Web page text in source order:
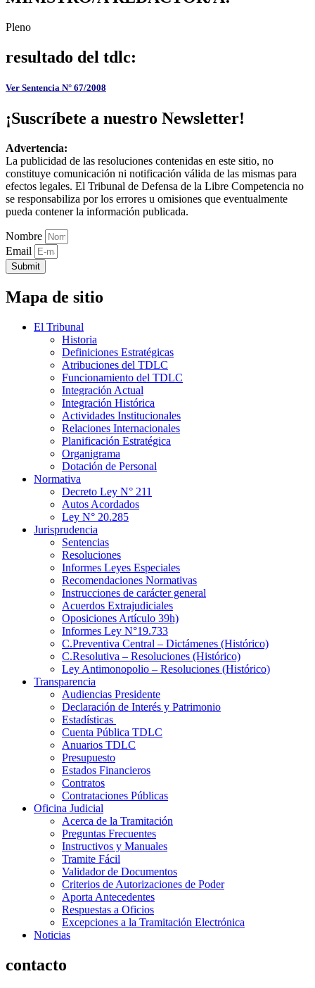
Pleno
resultado del tdlc:
Ver Sentencia N° 67/2008
¡Suscríbete a nuestro Newsletter!
Advertencia:
La publicidad de las resoluciones contenidas en este sitio, no
constituye comunicación ni notificación válida de las mismas para
efectos legales. El Tribunal de Defensa de la Libre Competencia no
se responsabiliza por los errores u omisiones que eventualmente
pueda contener la información publicada.
Nombre
Email
Submit
Mapa de sitio
El Tribunal
Historia
Definiciones Estratégicas
Atribuciones del TDLC
Funcionamiento del TDLC
Integración Actual
Integración Histórica
Actividades Institucionales
Relaciones Internacionales
Planificación Estratégica
Organigrama
Dotación de Personal
Normativa
Decreto Ley N° 211
Autos Acordados
Ley N° 20.285
Jurisprudencia
Sentencias
Resoluciones
Informes Leyes Especiales
Recomendaciones Normativas
Instrucciones de carácter general
Acuerdos Extrajudiciales
Oposiciones Artículo 39h)
Informes Ley N°19.733
C.Preventiva Central – Dictámenes (Histórico)
C.Resolutiva – Resoluciones (Histórico)
Ley Antimonopolio – Resoluciones (Histórico)
Transparencia
Audiencias Presidente
Declaración de Interés y Patrimonio
Estadísticas
Cuenta Pública TDLC
Anuarios TDLC
Presupuesto
Estados Financieros
Contratos
Contrataciones Públicas
Oficina Judicial
Acerca de la Tramitación
Preguntas Frecuentes
Instructivos y Manuales
Tramite Fácil
Validador de Documentos
Criterios de Autorizaciones de Poder
Aporta Antecedentes
Respuestas a Oficios
Excepciones a la Tramitación Electrónica
Noticias
contacto